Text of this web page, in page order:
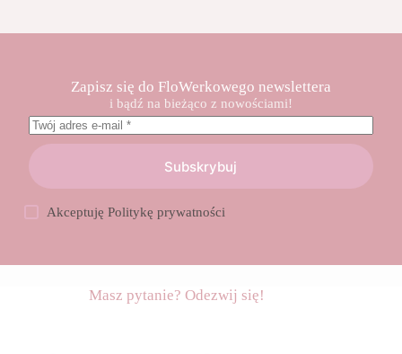
Zapisz się do FloWerkowego newslettera
i bądź na bieżąco z nowościami!
Subskrybuj
AkceptujęPolitykę prywatności
Masz pytanie? Odezwij się!